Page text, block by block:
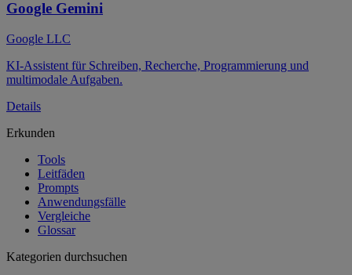
Google Gemini
Google LLC
KI-Assistent für Schreiben, Recherche, Programmierung und
multimodale Aufgaben.
Details
Erkunden
Tools
Leitfäden
Prompts
Anwendungsfälle
Vergleiche
Glossar
Kategorien durchsuchen